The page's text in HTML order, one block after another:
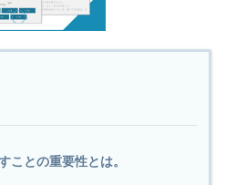
ことの重要性とは。